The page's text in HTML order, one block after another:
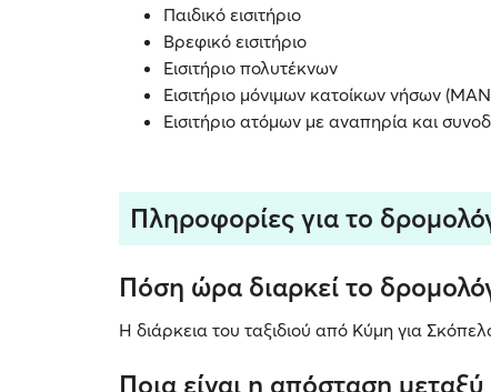
Παιδικό εισιτήριο
Βρεφικό εισιτήριο
Εισιτήριο πολυτέκνων
Εισιτήριο μόνιμων κατοίκων νήσων
Εισιτήριο ατόμων με αναπηρία και
Πληροφορίες για το
Πόση ώρα διαρκεί το
Η διάρκεια του ταξιδιού από Κύμη για
Ποια είναι η απόσταση